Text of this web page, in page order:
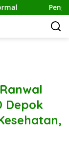
Pengelolaan
Depok